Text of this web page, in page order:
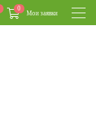
0
Мои заявки